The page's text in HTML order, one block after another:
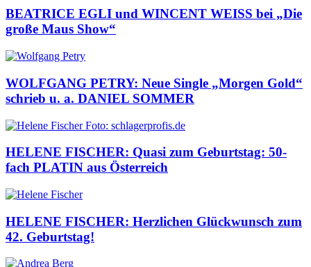
BEATRICE EGLI und WINCENT WEISS bei „Die
große Maus Show“
WOLFGANG PETRY: Neue Single „Morgen Gold“
schrieb u. a. DANIEL SOMMER
HELENE FISCHER: Quasi zum Geburtstag: 50-
fach PLATIN aus Österreich
HELENE FISCHER: Herzlichen Glückwunsch zum
42. Geburtstag!